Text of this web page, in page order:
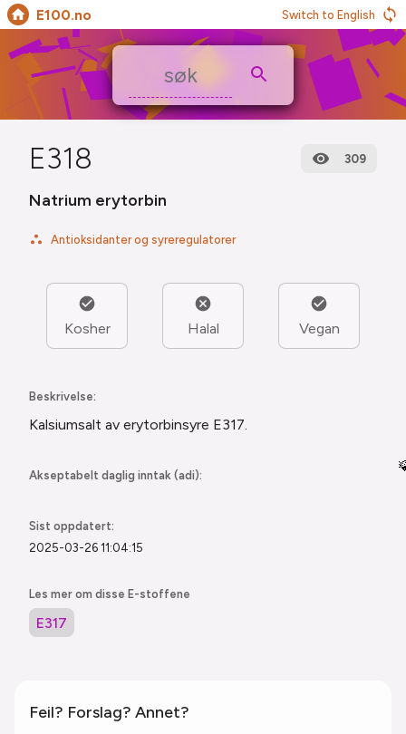
E100.no Switch to English
E318 309
Natrium erytorbin
Antioksidanter og syreregulatorer
Kosher Halal Vegan
Beskrivelse:
Kalsiumsalt av erytorbinsyre E317.
Akseptabelt daglig inntak (adi):
Sist oppdatert:
2025-03-26 11:04:15
Les mer om disse E-stoffene
E317
Feil? Forslag? Annet?